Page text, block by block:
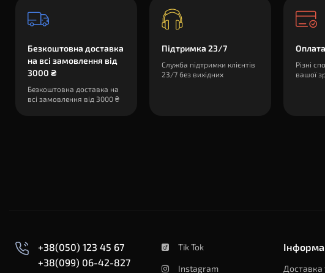
Безкоштовна доставка
на всі замовлення від
3000 ₴
Безкоштовна доставка на
всі замовлення від 3000 ₴
Підтримка 23/7
Служба підтримки клієнтів
23/7 без вихідних
Оплата
Різні
вашої
+38(050) 123 45 67
+38(099) 06-42-827
Tik Tok
Instagram Доставка